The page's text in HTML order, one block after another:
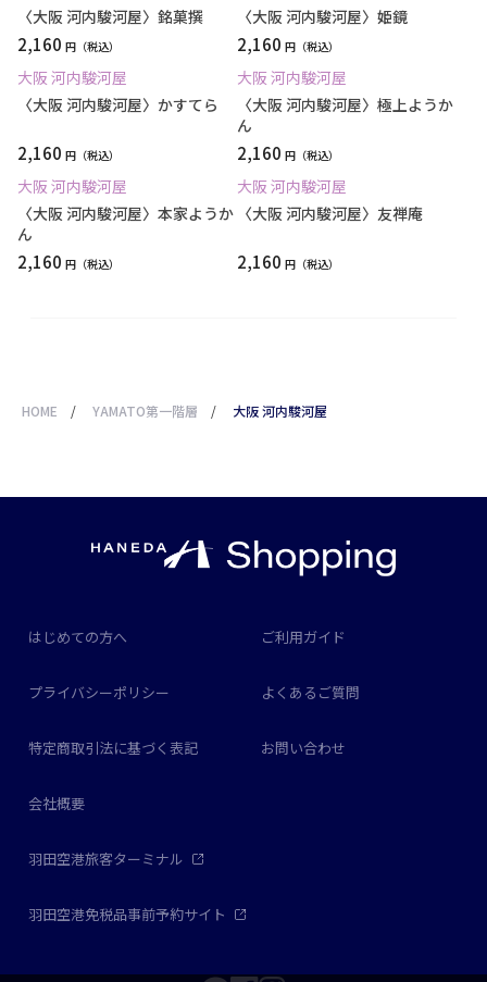
〈大阪 河内駿河屋〉銘菓撰
2,160 円
〈大阪 河内駿河屋〉姫鏡
2,160 円
大阪 河内駿河屋
〈大阪 河内駿河屋〉かすてら
2,160 円
大阪 河内駿河屋
〈大阪 河内駿河屋〉極上ようか
ん
2,160 円
大阪 河内駿河屋
〈大阪 河内駿河屋〉本家ようか
ん
2,160 円
大阪 河内駿河屋
〈大阪 河内駿河屋〉友禅庵
2,160 円
HOME / YAMATO第一階層 / 大阪 河内駿河屋
はじめての方へ ご利用ガイド
プライバシーポリシー よくあるご質問
特定商取引法に基づく表記 お問い合わせ
会社概要
羽田空港旅客ターミナル
羽田空港免税品事前予約サイト